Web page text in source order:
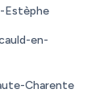
Estèphe
en-
Charente